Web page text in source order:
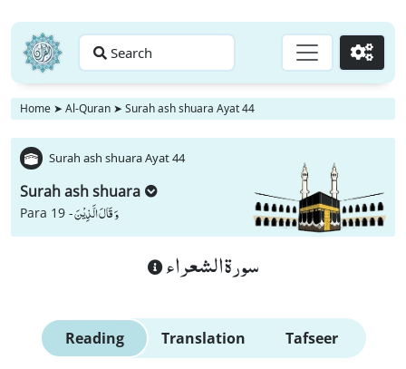
Search Go
Home ➤ Al-Quran ➤ Surah ash shuara Ayat 44
Surah ash shuara Ayat 44
Surah ash shuara
Para 19 -وَ قَالَ الَّذِیْنَ
سورة الشعراء
Reading Translation Tafseer